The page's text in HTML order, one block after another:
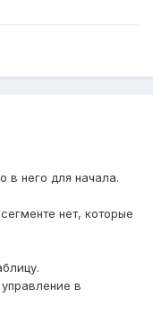
в него для начала.
нет, которые
в